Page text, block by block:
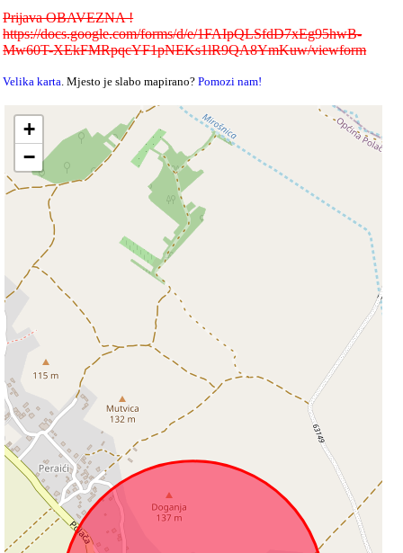
Prijava OBAVEZNA !
https://docs.google.com/forms/d/e/1FAIpQLSfdD7xEg95hwB-
Mw60T-XEkFMRpqcYF1pNEKs1lR9QA8YmKuw/viewform
Velika karta. Mjesto je slabo mapirano?Pomozi nam!
+
−